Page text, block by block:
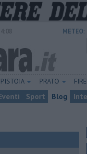
METEO:
PISTOIA PRATO
Sport Blog